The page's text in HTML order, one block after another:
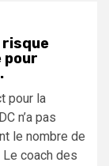
risque
pour
pour la
n’a pas
le nombre de
coach des